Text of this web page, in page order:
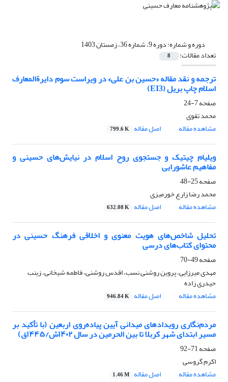
دوره و شماره:دوره 9، شماره 36، زمستان 1403
تعداد مقالات: 8
ترجمه و نقد مقاله «حسین ‌بن علی» در ویراست سوم دایرةالمعارف
اسلام چاپ بریل (EI3)
صفحه7-24
محمد تقوی
مشاهده مقاله
اصل مقاله 799.6 K
ویلیام چیتیک و جستجوی روح اسلام در نیایش‌های حسینی و
مفاهیم عاشورایی
صفحه25-48
محمد رضا زارع خورمیزی
مشاهده مقاله
اصل مقاله 632.08 K
تحلیل شاخص‌های هویت معنوی و اخلاقی فرهنگ حسینی در
محتوای کتاب‌های درسی
صفحه49-70
مهدی میرزایی، پروین روشنی نسب، اقدس روشنی، فاطمه شیخانی، زینب
حیدری زاده
مشاهده مقاله
اصل مقاله 946.84 K
مردم‌نگاری رویدادهای میدانی آیین پیاده‌روی اربعین (با تأکید بر
مسیر ابتدای شهر کربلا تا بین الحرمین در سال ۱۴۰۲ش/۱۴۴۵ق)
صفحه71-92
اکرم گروسی
مشاهده مقاله
اصل مقاله 1.46 M